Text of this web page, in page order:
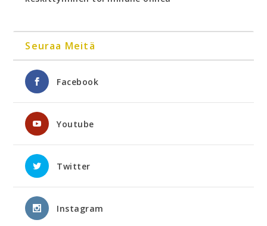
Seuraa Meitä
Facebook
Youtube
Twitter
Instagram